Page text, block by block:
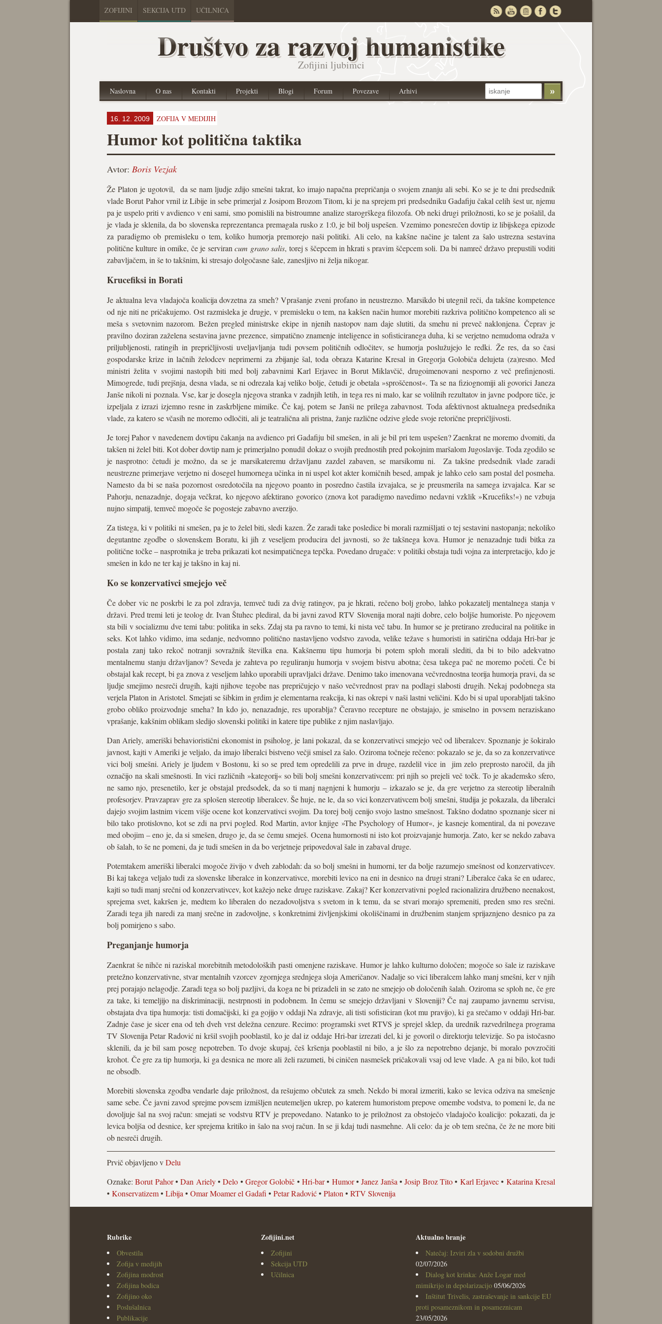
ZOFIJINI SEKCIJA UTD UČILNICA
Društvo za razvoj humanistike
Zofijini ljubimci
Naslovna O nas Kontakti Projekti Blogi Forum Povezave Arhivi
16. 12. 2009 ZOFIJA V MEDIJIH
Humor kot politična taktika
Avtor: Boris Vezjak
Že Platon je ugotovil, da se nam ljudje zdijo smešni takrat, ko imajo napačna prepričanja o svojem znanju ali sebi. Ko se je te dni predsednik
vlade Borut Pahor vrnil iz Libije in sebe primerjal z Josipom Brozom Titom, ki je na sprejem pri predsedniku Gadafiju čakal celih šest ur, njemu
pa je uspelo priti v avdienco v eni sami, smo pomislili na bistroumne analize starogrškega filozofa. Ob neki drugi priložnosti, ko se je pošalil, da
je vlada je sklenila, da bo slovenska reprezentanca premagala rusko z 1:0, je bil bolj uspešen. Vzemimo ponesrečen dovtip iz libijskega epizode
za paradigmo ob premisleku o tem, koliko humorja premorejo naši politiki. Ali celo, na kakšne načine je talent za šalo ustrezna sestavina
politične kulture in omike, če je servirancum grano salis, torej s ščepcem in hkrati s pravim ščepcem soli. Da bi namreč državo prepustili voditi
zabavljačem, in še to takšnim, ki stresajo dolgočasne šale, zanesljivo ni želja nikogar.
Krucefiksi in Borati
Je aktualna leva vladajoča koalicija dovzetna za smeh? Vprašanje zveni profano in neustrezno. Marsikdo bi utegnil reči, da takšne kompetence
od nje niti ne pričakujemo. Ost razmisleka je drugje, v premisleku o tem, na kakšen način humor morebiti razkriva politično kompetenco ali se
meša s svetovnim nazorom. Bežen pregled ministrske ekipe in njenih nastopov nam daje slutiti, da smehu ni preveč naklonjena. Čeprav je
pravilno doziran zaželena sestavina javne prezence, simpatično znamenje inteligence in sofisticiranega duha, ki se verjetno nemudoma odraža v
priljubljenosti, ratingih in prepričljivosti uveljavljanja tudi povsem političnih odločitev, se humorja poslužujejo le redki. Že res, da so časi
gospodarske krize in lačnih želodcev neprimerni za zbijanje šal, toda obraza Katarine Kresal in Gregorja Golobiča delujeta (za)resno. Med
ministri želita v svojimi nastopih biti med bolj zabavnimi Karl Erjavec in Borut Miklavčič, drugoimenovani nesporno z več prefinjenosti.
Mimogrede, tudi prejšnja, desna vlada, se ni odrezala kaj veliko bolje, četudi je obetala »sproščenost«. Ta se na fiziognomiji ali govorici Janeza
Janše nikoli ni poznala. Vse, kar je dosegla njegova stranka v zadnjih letih, in tega res ni malo, kar se volilnih rezultatov in javne podpore tiče, je
izpeljala z izrazi izjemno resne in zaskrbljene mimike. Če kaj, potem se Janši ne prilega zabavnost. Toda afektivnost aktualnega predsednika
vlade, za katero se včasih ne moremo odločiti, ali je teatralična ali pristna, žanje različne odzive glede svoje retorične prepričljivosti.
Je torej Pahor v navedenem dovtipu čakanja na avdienco pri Gadafiju bil smešen, in ali je bil pri tem uspešen? Zaenkrat ne moremo dvomiti, da
takšen ni želel biti. Kot dober dovtip nam je primerjalno ponudil dokaz o svojih prednostih pred pokojnim maršalom Jugoslavije. Toda zgodilo se
je nasprotno: četudi je možno, da se je marsikateremu državljanu zazdel zabaven, se marsikomu ni. Za takšne predsednik vlade zaradi
neustrezne primerjave verjetno ni dosegel humornega učinka in ni uspel kot akter komičnih besed, ampak je lahko celo sam postal del posmeha.
Namesto da bi se naša pozornost osredotočila na njegovo poanto in posredno častila izvajalca, se je preusmerila na samega izvajalca. Kar se
Pahorju, nenazadnje, dogaja večkrat, ko njegovo afektirano govorico (znova kot paradigmo navedimo nedavni vzklik »Krucefiks!«) ne vzbuja
nujno simpatij, temveč mogoče še pogosteje zabavno averzijo.
Za tistega, ki v politiki ni smešen, pa je to želel biti, sledi kazen. Že zaradi take posledice bi morali razmišljati o tej sestavini nastopanja; nekoliko
degutantne zgodbe o slovenskem Boratu, ki jih z veseljem producira del javnosti, so že takšnega kova. Humor je nenazadnje tudi bitka za
politične točke – nasprotnika je treba prikazati kot nesimpatičnega tepčka. Povedano drugače: v politiki obstaja tudi vojna za interpretacijo, kdo je
smešen in kdo ne ter kaj je takšno in kaj ni.
Ko se konzervativci smejejo več
Če dober vic ne poskrbi le za pol zdravja, temveč tudi za dvig ratingov, pa je hkrati, rečeno bolj grobo, lahko pokazatelj mentalnega stanja v
državi. Pred tremi leti je teolog dr. Ivan Štuhec plediral, da bi javni zavod RTV Slovenija moral najti dobre, celo boljše humoriste. Po njegovem
sta bili v socializmu dve temi tabu: politika in seks. Zdaj sta pa ravno to temi, ki nista več tabu. In humor se je pretirano zreduciral na politike in
seks. Kot lahko vidimo, ima sedanje, nedvomno politično nastavljeno vodstvo zavoda, velike težave s humoristi in satirična oddaja Hri-bar je
postala zanj tako rekoč notranji sovražnik številka ena. Kakšnemu tipu humorja bi potem sploh morali slediti, da bi to bilo adekvatno
mentalnemu stanju državljanov? Seveda je zahteva po reguliranju humorja v svojem bistvu abotna; česa takega pač ne moremo početi. Če bi
obstajal kak recept, bi ga znova z veseljem lahko uporabili upravljalci države. Denimo tako imenovana večvrednostna teorija humorja pravi, da se
ljudje smejimo nesreči drugih, kajti njihove tegobe nas prepričujejo v našo večvrednost prav na podlagi slabosti drugih. Nekaj podobnega sta
verjela Platon in Aristotel. Smejati se šibkim in grdim je elementarna reakcija, ki nas okrepi v naši lastni veličini. Kdo bi si upal uporabljati takšno
grobo obliko proizvodnje smeha? In kdo jo, nenazadnje, res uporablja? Čeravno recepture ne obstajajo, je smiselno in povsem neraziskano
vprašanje, kakšnim oblikam sledijo slovenski politiki in katere tipe publike z njim naslavljajo.
Dan Ariely, ameriški behavioristični ekonomist in psiholog, je lani pokazal, da se konzervativci smejejo več od liberalcev. Spoznanje je šokiralo
javnost, kajti v Ameriki je veljalo, da imajo liberalci bistveno večji smisel za šalo. Oziroma točneje rečeno: pokazalo se je, da so za konzervativce
vici bolj smešni. Ariely je ljudem v Bostonu, ki so se pred tem opredelili za prve in druge, razdelil vice in jim zelo preprosto naročil, da jih
označijo na skali smešnosti. In vici različnih »kategorij« so bili bolj smešni konzervativcem: pri njih so prejeli več točk. To je akademsko sfero,
ne samo njo, presenetilo, ker je obstajal predsodek, da so ti manj nagnjeni k humorju – izkazalo se je, da gre verjetno za stereotip liberalnih
profesorjev. Pravzaprav gre za splošen stereotip liberalcev. Še huje, ne le, da so vici konzervativcem bolj smešni, študija je pokazala, da liberalci
dajejo svojim lastnim vicem višje ocene kot konzervativci svojim. Da torej bolj cenijo svojo lastno smešnost. Takšno dodatno spoznanje sicer ni
bilo tako protislovno, kot se zdi na prvi pogled. Rod Martin, avtor knjige »The Psychology of Humor«, je kasneje komentiral, da ni povezave
med obojim – eno je, da si smešen, drugo je, da se čemu smeješ. Ocena humornosti ni isto kot proizvajanje humorja. Zato, ker se nekdo zabava
ob šalah, to še ne pomeni, da je tudi smešen in da bo verjetneje pripovedoval šale in zabaval druge.
Potemtakem ameriški liberalci mogoče živijo v dveh zablodah: da so bolj smešni in humorni, ter da bolje razumejo smešnost od konzervativcev.
Bi kaj takega veljalo tudi za slovenske liberalce in konzervativce, morebiti levico na eni in desnico na drugi strani? Liberalce čaka še en udarec,
kajti so tudi manj srečni od konzervativcev, kot kažejo neke druge raziskave. Zakaj? Ker konzervativni pogled racionalizira družbeno neenakost,
sprejema svet, kakršen je, medtem ko liberalen do nezadovoljstva s svetom in k temu, da se stvari morajo spremeniti, preden smo res srečni.
Zaradi tega jih naredi za manj srečne in zadovoljne, s konkretnimi življenjskimi okoliščinami in družbenim stanjem sprijaznjeno desnico pa za
bolj pomirjeno s sabo.
Preganjanje humorja
Zaenkrat še nihče ni raziskal morebitnih metodoloških pasti omenjene raziskave. Humor je lahko kulturno določen; mogoče so šale iz raziskave
pretežno konzervativne, stvar mentalnih vzorcev zgornjega srednjega sloja Američanov. Nadalje so vici liberalcem lahko manj smešni, ker v njih
prej porajajo nelagodje. Zaradi tega so bolj pazljivi, da koga ne bi prizadeli in se zato ne smejejo ob določenih šalah. Oziroma se sploh ne, če gre
za take, ki temeljijo na diskriminaciji, nestrpnosti in podobnem. In čemu se smejejo državljani v Sloveniji? Če naj zaupamo javnemu servisu,
obstajata dva tipa humorja: tisti domačijski, ki ga gojijo v oddaji Na zdravje, ali tisti sofisticiran (kot mu pravijo), ki ga srečamo v oddaji Hri-bar.
Zadnje čase je sicer ena od teh dveh vrst deležna cenzure. Recimo: programski svet RTVS je sprejel sklep, da urednik razvedrilnega programa
TV Slovenija Petar Radović ni kršil svojih pooblastil, ko je dal iz oddaje Hri-bar izrezati del, ki je govoril o direktorju televizije. So pa istočasno
sklenili, da je bil sam poseg nepotreben. To dvoje skupaj, češ kršenja pooblastil ni bilo, a je šlo za nepotrebno dejanje, bi moralo povzročiti
krohot. Če gre za tip humorja, ki ga desnica ne more ali želi razumeti, bi ciničen nasmešek pričakovali vsaj od leve vlade. A ga ni bilo, kot tudi
ne obsodb.
Morebiti slovenska zgodba vendarle daje priložnost, da rešujemo občutek za smeh. Nekdo bi moral izmeriti, kako se levica odziva na smešenje
same sebe. Če javni zavod sprejme povsem izmišljen neutemeljen ukrep, po katerem humoristom prepove omembe vodstva, to pomeni le, da ne
dovoljuje šal na svoj račun: smejati se vodstvu RTV je prepovedano. Natanko to je priložnost za obstoječo vladajočo koalicijo: pokazati, da je
levica boljša od desnice, ker sprejema kritiko in šalo na svoj račun. In se ji kdaj tudi nasmehne. Ali celo: da je ob tem srečna, če že ne more biti
ob nesreči drugih.
Prvič objavljeno vDelu
Oznake:Borut Pahor•Dan Ariely•Delo •Gregor Golobič •Hri-bar• Humor•Janez Janša •Josip Broz Tito• Karl Erjavec• Katarina Kresal
• Konservatizem• Libija • Omar Moamer el Gadafi • Petar Radović• Platon • RTV Slovenija
Rubrike
Obvestila
Zofija v medijih
Zofijina modrost
Zofijina bodica
Zofijino oko
Poslušalnica
Publikacije
Zofijini.net
Zofijini
Sekcija UTD
Učilnica
Aktualno branje
Natečaj: Izviri zla v sodobni družbi
02/07/2026
Dialog kot krinka: Anže Logar med
mimikrijo in depolarizacijo 05/06/2026
Inštitut Trivelis, zastraševanje in sankcije EU
proti posameznikom in posameznicam
23/05/2026